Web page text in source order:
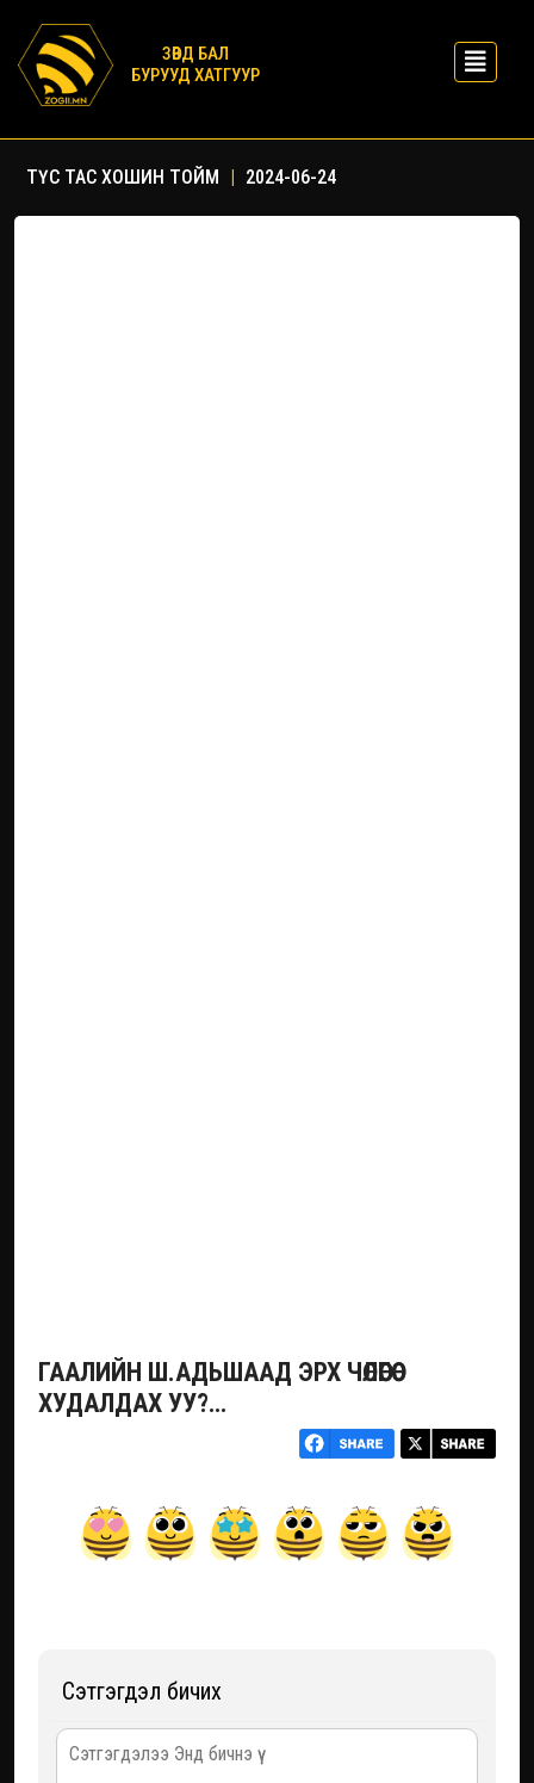
ЗӨВД БАЛ
БУРУУД ХАТГУУР
ТҮС ТАС ХОШИН ТОЙМ | 2024-06-24
ГААЛИЙН Ш.АДЬШААД ЭРХ ЧӨЛӨӨГӨӨ
ХУДАЛДАХ УУ?…
Сэтгэгдэл бичих